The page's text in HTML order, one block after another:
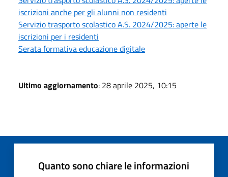
iscrizioni anche per gli alunni non residenti
Servizio trasporto scolastico A.S. 2024/2025: aperte le
iscrizioni per i residenti
Serata formativa educazione digitale
Ultimo aggiornamento: 28 aprile 2025, 10:15
Quanto sono chiare le informazioni